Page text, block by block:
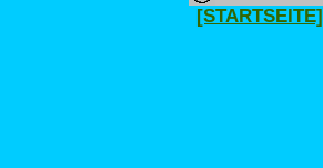
[STARTSEITE]